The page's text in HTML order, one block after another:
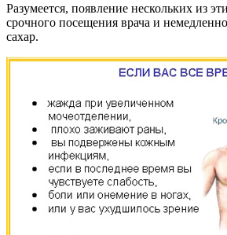
Разумеется, появление нескольких из
срочного посещения врача и
сахар.